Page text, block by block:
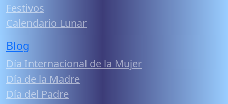
Festivos
Calendario Lunar
Blog
Día Internacional de la Mujer
Día de la Madre
Día del Padre